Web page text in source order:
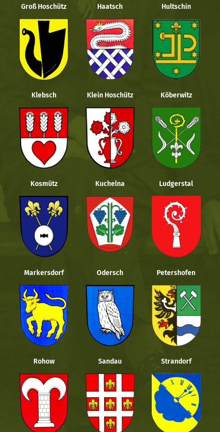
Groß Hoschütz Haatsch Hultschin
Klebsch Klein Hoschütz Köberwitz
Kosmütz Kuchelna Ludgerstal
Markersdorf Odersch Petershofen
Rohow Sandau Strandorf